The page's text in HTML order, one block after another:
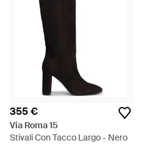
355 €
Via Roma 15
Stivali Con Tacco Largo - Nero